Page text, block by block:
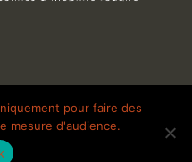
réservés | Mentions légales
pour faire des
mesure d'audience.